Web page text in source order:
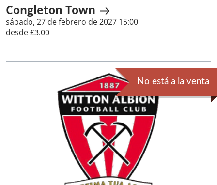
Congleton Town
sábado, 27 de febrero de 2027 15:00
desde £3.00
No está a la venta